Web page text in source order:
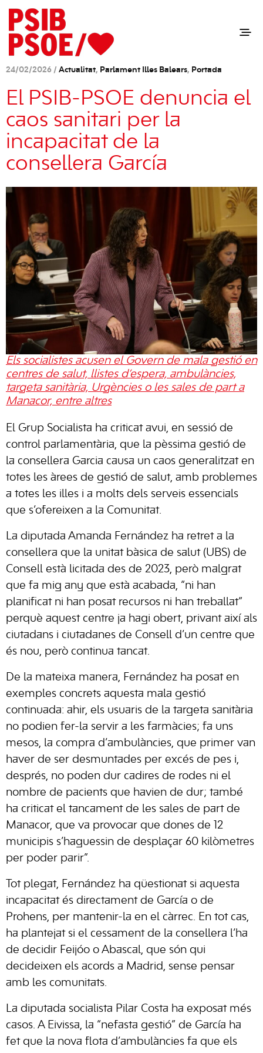
24/02/2026 / Actualitat, Parlament Illes Balears, Portada
El PSIB-PSOE denuncia el
caos sanitari per la
incapacitat de la
consellera García
Els socialistes acusen el Govern de mala gestió en
centres de salut, llistes d’espera, ambulàncies,
targeta sanitària, Urgències o les sales de part a
Manacor, entre altres
El Grup Socialista ha criticat avui, en sessió de
control parlamentària, que la pèssima gestió de
la consellera Garcia causa un caos generalitzat en
totes les àrees de gestió de salut, amb problemes
a totes les illes i a molts dels serveis essencials
que s’ofereixen a la Comunitat.
La diputada Amanda Fernández ha retret a la
consellera que la unitat bàsica de salut (UBS) de
Consell està licitada des de 2023, però malgrat
que fa mig any que està acabada, “ni han
planificat ni han posat recursos ni han treballat”
perquè aquest centre ja hagi obert, privant així als
ciutadans i ciutadanes de Consell d’un centre que
és nou, però continua tancat.
De la mateixa manera, Fernández ha posat en
exemples concrets aquesta mala gestió
continuada: ahir, els usuaris de la targeta sanitària
no podien fer-la servir a les farmàcies; fa uns
mesos, la compra d’ambulàncies, que primer van
haver de ser desmuntades per excés de pes i,
després, no poden dur cadires de rodes ni el
nombre de pacients que havien de dur; també
ha criticat el tancament de les sales de part de
Manacor, que va provocar que dones de 12
municipis s’haguessin de desplaçar 60 kilòmetres
per poder parir”.
Tot plegat, Fernández ha qüestionat si aquesta
incapacitat és directament de García o de
Prohens, per mantenir-la en el càrrec. En tot cas,
ha plantejat si el cessament de la consellera l’ha
de decidir Feijóo o Abascal, que són qui
decideixen els acords a Madrid, sense pensar
amb les comunitats.
La diputada socialista Pilar Costa ha exposat més
casos. A Eivissa, la “nefasta gestió” de García ha
fet que la nova flota d’ambulàncies fa que els